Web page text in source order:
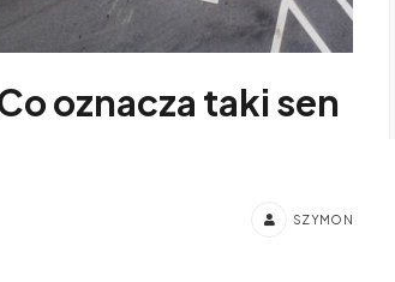
oznacza taki sen
SZYMON